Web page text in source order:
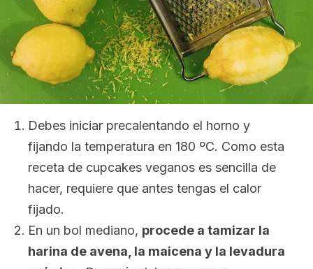
Debes iniciar precalentando el horno y
fijando la temperatura en 180 ºC. Como esta
receta de cupcakes veganos es sencilla de
hacer, requiere que antes tengas el calor
fijado.
En un bol mediano, procede a tamizar la
harina de avena, la maicena y la levadura